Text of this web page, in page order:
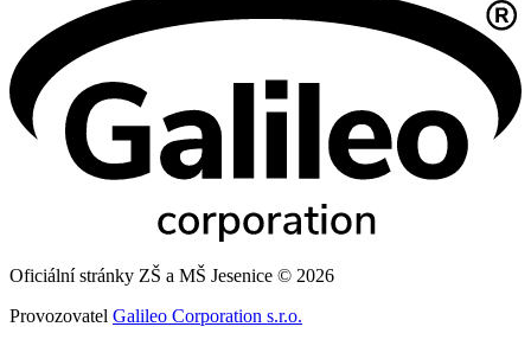
Oficiální stránky ZŠ a MŠ Jesenice © 2026
Provozovatel Galileo Corporation s.r.o.